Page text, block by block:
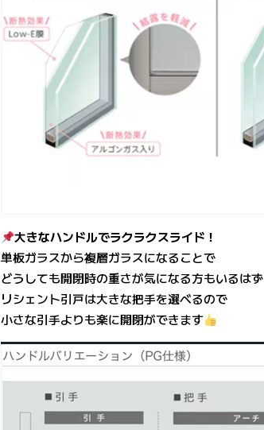
大きなハンドルでラクラクスライド！
単板ガラスから複層ガラスになることで
どうしても開閉時の重さが気になる方もいるはず
リシェント引戸は大きな把手を選べるので
小さな引手よりも楽に開閉ができます